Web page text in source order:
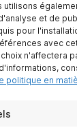
utilisons
et de
pour
avec
n'affectera
politique en
DE
Qui sommes-
Contactez-
Devenir
Protection des